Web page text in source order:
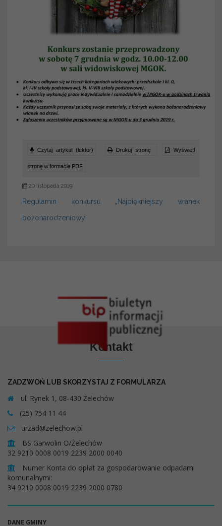
Czytaj artykuł (lektor) Drukuj stronę Wyświetl
stronę w formacie PDF
20 listopada 2019
Regulamin konkursu „Najpiękniejszy wianek
bożonarodzeniowy”
Kontakt
ZADZWOŃ LUB SKORZYSTAJ Z FORMULARZA
ul. Rynek 1, 08-430 Żelechów
(25) 754 11 44
urzad@zelechow.pl
BS Garwolin O/Żelechów
32 9210 0008 0019 2239 2000 0040
Numer Konta do opłat za gospodarowanie odpadami
komunalnymi:
34 9210 0008 0019 2239 2000 0780
DANE GMINY